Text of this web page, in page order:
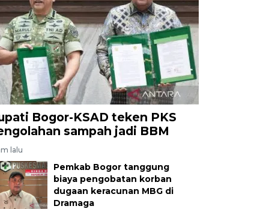
Bogor-KSAD teken PKS
sampah jadi BBM
lalu
Pemkab Bogor tanggung
biaya pengobatan korban
dugaan keracunan MBG di
Dramaga